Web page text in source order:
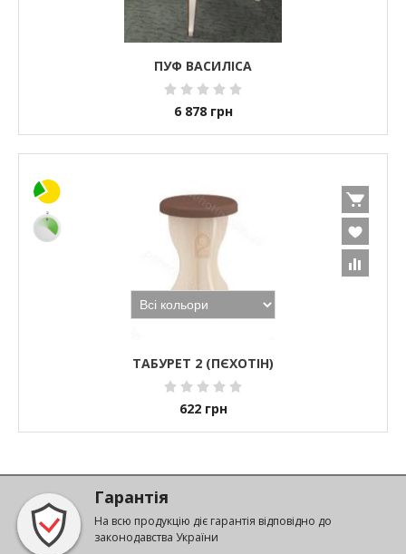
ПУФ ВАСИЛІСА
6 878 грн
ТАБУРЕТ 2 (ПЄХОТІН)
622 грн
Гарантія
На всю продукцію діє гарантія відповідно до
законодавства України